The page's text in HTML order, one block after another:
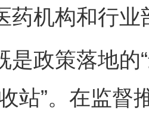
药机构和行业
策落地的“
站”。在监